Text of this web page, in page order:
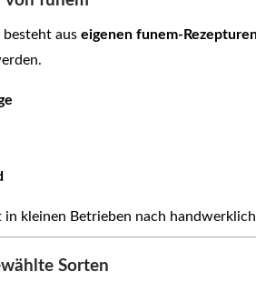
besteht aus eigenen funem-
in kleinen Betrieben nach
Sorten